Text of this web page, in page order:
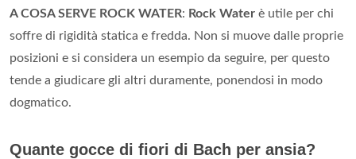
A COSA SERVE ROCK WATER: Rock Water è utile per chi
soffre di rigidità statica e fredda. Non si muove dalle proprie
posizioni e si considera un esempio da seguire, per questo
tende a giudicare gli altri duramente, ponendosi in modo
dogmatico.
Quante gocce di fiori di Bach per ansia?